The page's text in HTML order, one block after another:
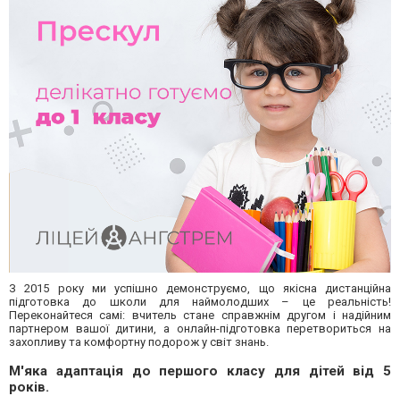
З 2015 року ми успішно демонструємо, що якісна дистанційна
підготовка до школи для наймолодших – це реальність!
Переконайтеся самі: вчитель стане справжнім другом і надійним
партнером вашої дитини, а онлайн-підготовка перетвориться на
захопливу та комфортну подорож у світ знань.
М'яка адаптація до першого класу для дітей від 5
років.